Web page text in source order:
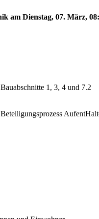
am Dienstag, 07. März,
1, 3, 4 und 7.2